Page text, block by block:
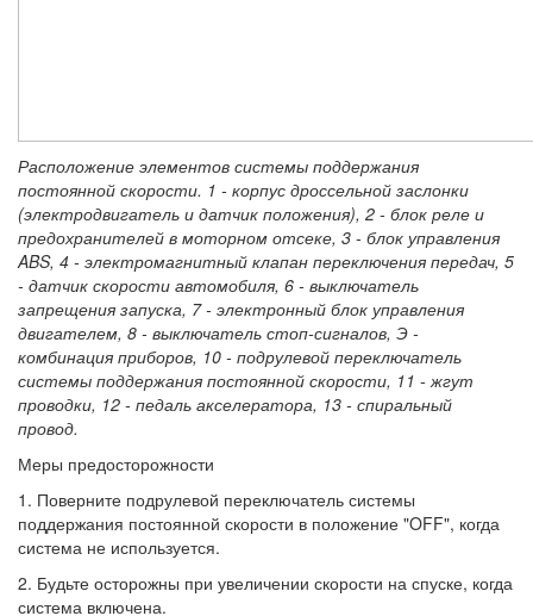
Расположение элементов системы поддержания
постоянной скорости. 1 - корпус дроссельной заслонки
(электродвигатель и датчик положения), 2 - блок реле и
предохранителей в моторном отсеке, 3 - блок управления
ABS, 4 - электромагнитный клапан переключения передач, 5
- датчик скорости автомобиля, 6 - выключатель
запрещения запуска, 7 - электронный блок управления
двигателем, 8 - выключатель стоп-сигналов, Э -
комбинация приборов, 10 - подрулевой переключатель
системы поддержания постоянной скорости, 11 - жгут
проводки, 12 - педаль акселератора, 13 - спиральный
провод.
Меры предосторожности
1. Поверните подрулевой переключатель системы
поддержания постоянной скорости в положение "OFF", когда
система не используется.
2. Будьте осторожны при увеличении скорости на спуске, когда
система включена.